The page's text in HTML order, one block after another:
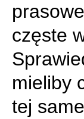
częste
mieliby
tej